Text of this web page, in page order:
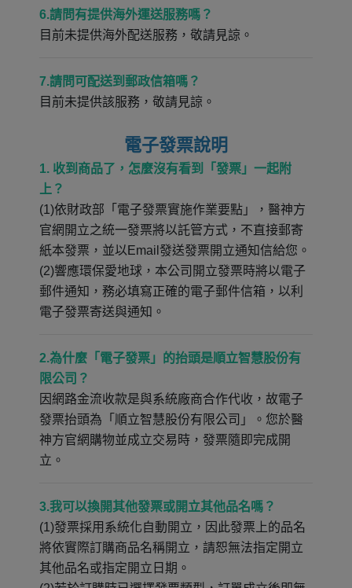
6.請問有提供海外運送服務嗎？
目前未提供海外配送服務，敬請見諒。
7.請問可配送到郵政信箱嗎？
目前未提供該服務，敬請見諒。
電子發票說明
1. 收到商品了，怎麼沒有看到「發票」一起附
上？
(1)依財政部「電子發票實施作業要點」，醫神方
官網開立之統一發票將以託管方式，不直接郵寄
紙本發票，並以Email發送發票開立通知信給您。
(2)響應環保愛地球，本公司開立發票時將以電子
郵件通知，務必填寫正確的電子郵件信箱，以利
電子發票寄送與通知。
2.為什麼「電子發票」的抬頭是順立智慧股份有
限公司？
因網路金流收款是與系統廠商合作代收，故電子
發票抬頭為「順立智慧股份有限公司」。您於醫
神方官網購物並成立交易時，發票隨即完成開
立。
3.我可以換開其他發票或開立其他品名嗎？
(1)發票採用系統化自動開立，因此發票上的品名
將依實際訂購商品名稱開立，請恕無法指定開立
其他品名或指定開立日期。